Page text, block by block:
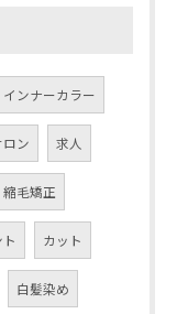
インナーカラー
ン 求人
縮毛矯正
カット
白髪染め